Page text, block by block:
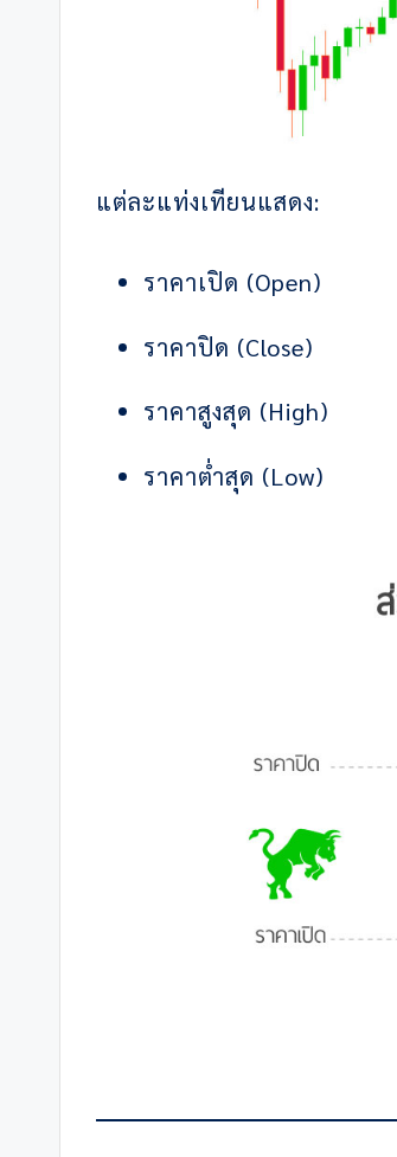
แต่ละแท่งเทียนแสดง:
ราคาเปิด (Open)
ราคาปิด (Close)
ราคาสูงสุด (High)
ราคาต่ำสุด (Low)